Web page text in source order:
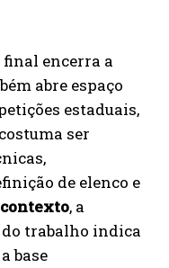
encerra a
abre espaço
estaduais,
ser
de elenco e
, a
trabalho indica
base